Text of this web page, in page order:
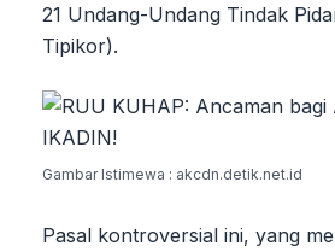
21 Undang-Undang Tindak
Tipikor).
Gambar Istimewa : akcdn.detik.net.id
Pasal kontroversial ini, yang